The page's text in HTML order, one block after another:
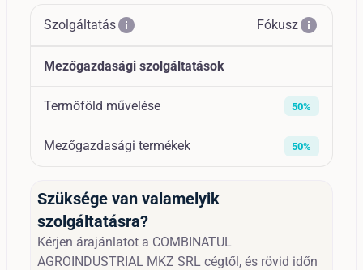
Szolgáltatásinfo Fókuszinfo
Mezőgazdasági szolgáltatások
Termőföld művelése 50%
Mezőgazdasági termékek 50%
Szüksége van valamelyik
szolgáltatásra?
Kérjen árajánlatot a COMBINATUL
AGROINDUSTRIAL MKZ SRL cégtől, és rövid időn